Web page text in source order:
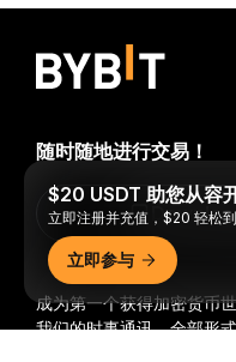
成为第一个获得加密货币
我们的时事通讯。全部形
随时随地进行交易！
$20 USDT 助您从容
立即注册并充值，$20 轻松
立即参与